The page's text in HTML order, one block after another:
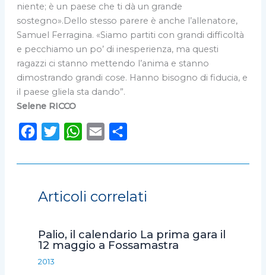
niente; è un paese che ti dà un grande
sostegno».Dello stesso parere è anche l’allenatore,
Samuel Ferragina. «Siamo partiti con grandi difficoltà
e pecchiamo un po’ di inesperienza, ma questi
ragazzi ci stanno mettendo l’anima e stanno
dimostrando grandi cose. Hanno bisogno di fiducia, e
il paese gliela sta dando”.
Selene RICCO
c
b
o
i
t
r
W
a
s
p
a
l
n
i
i
Articoli correlati
Palio, il calendario La prima gara il
12 maggio a Fossamastra
2013